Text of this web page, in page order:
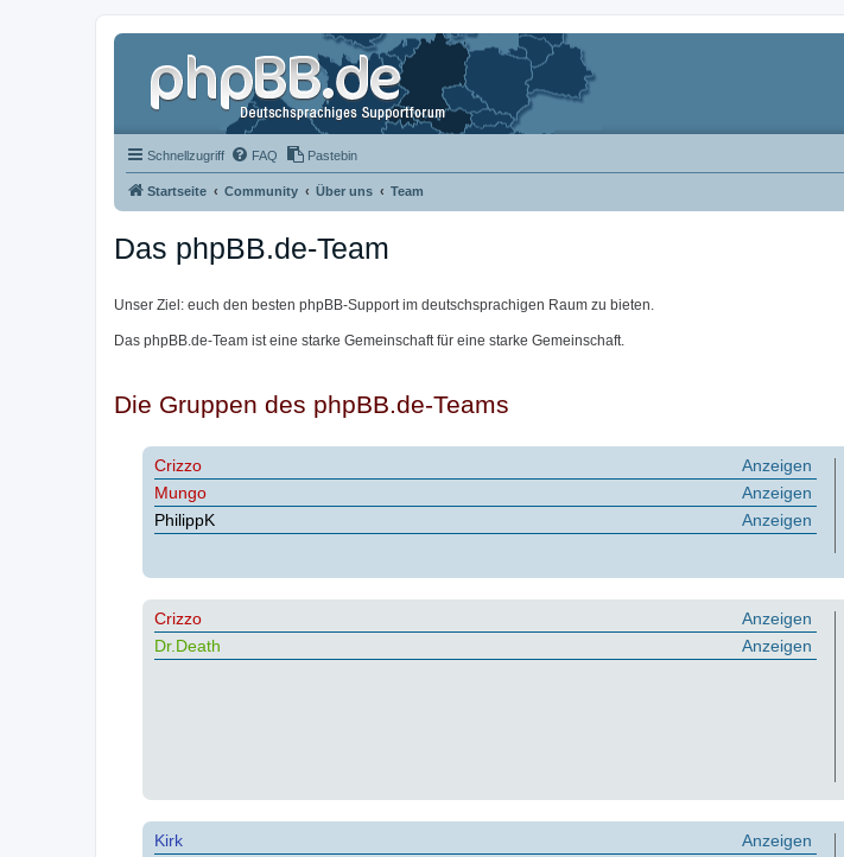
Schnellzugriff FAQ Pastebin
Startseite Community Über uns Team
Das phpBB.de-Team
Unser Ziel: euch den besten phpBB-Support im deutschsprachigen Raum zu bieten.
Das phpBB.de-Team ist eine starke Gemeinschaft für eine starke Gemeinschaft.
Die Gruppen des phpBB.de-Teams
Anzeigen
Crizzo
Anzeigen
Mungo
Anzeigen
PhilippK
Anzeigen
Crizzo
Anzeigen
Dr.Death
Anzeigen
Kirk